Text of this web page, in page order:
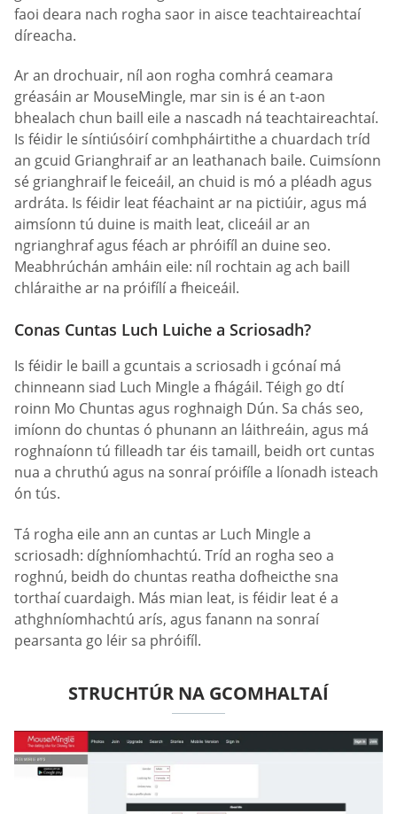
faoi deara nach rogha saor in aisce teachtaireachtaí
díreacha.
Ar an drochuair, níl aon rogha comhrá ceamara
gréasáin ar MouseMingle, mar sin is é an t-aon
bhealach chun baill eile a nascadh ná teachtaireachtaí.
Is féidir le síntiúsóirí comhpháirtithe a chuardach tríd
an gcuid Grianghraif ar an leathanach baile. Cuimsíonn
sé grianghraif le feiceáil, an chuid is mó a pléadh agus
ardráta. Is féidir leat féachaint ar na pictiúir, agus má
aimsíonn tú duine is maith leat, cliceáil ar an
ngrianghraf agus féach ar phróifíl an duine seo.
Meabhrúchán amháin eile: níl rochtain ag ach baill
chláraithe ar na próifílí a fheiceáil.
Conas Cuntas Luch Luiche a Scriosadh?
Is féidir le baill a gcuntais a scriosadh i gcónaí má
chinneann siad Luch Mingle a fhágáil. Téigh go dtí
roinn Mo Chuntas agus roghnaigh Dún. Sa chás seo,
imíonn do chuntas ó phunann an láithreáin, agus má
roghnaíonn tú filleadh tar éis tamaill, beidh ort cuntas
nua a chruthú agus na sonraí próifíle a líonadh isteach
ón tús.
Tá rogha eile ann an cuntas ar Luch Mingle a
scriosadh: díghníomhachtú. Tríd an rogha seo a
roghnú, beidh do chuntas reatha dofheicthe sna
torthaí cuardaigh. Más mian leat, is féidir leat é a
athghníomhachtú arís, agus fanann na sonraí
pearsanta go léir sa phróifíl.
STRUCHTÚR NA GCOMHALTAÍ